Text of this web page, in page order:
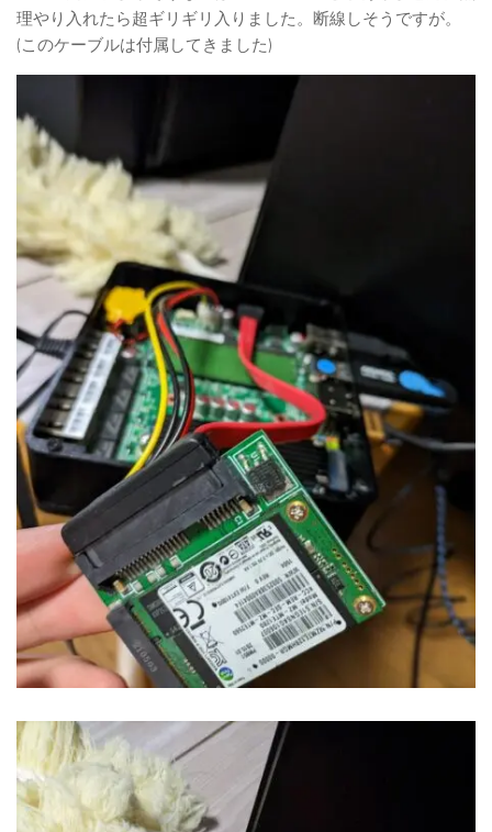
理やり入れたら超ギリギリ入りました。断線しそうですが。
(このケーブルは付属してきました)